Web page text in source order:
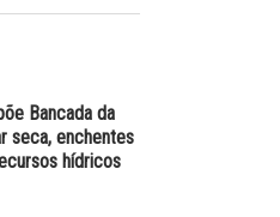
Bancada da
seca, enchentes
hídricos